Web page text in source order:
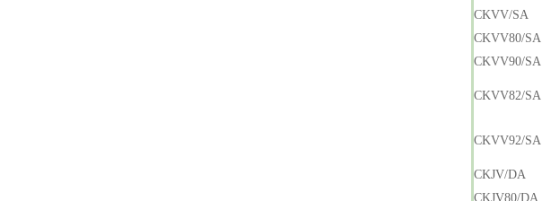
CKVV/SA
CKVV80/SA
CKVV90/SA
CKVV82/SA
CKVV92/SA
CKJV/DA
CKJV80/DA